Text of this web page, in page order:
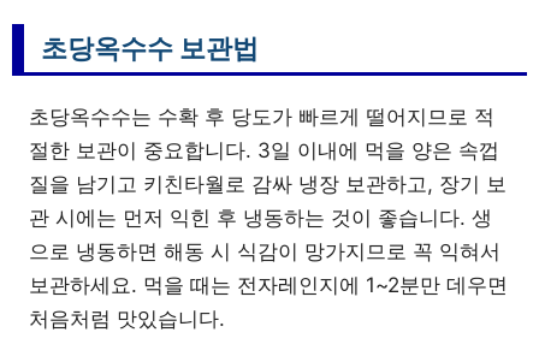
초당옥수수 보관법
초당옥수수는 수확 후 당도가 빠르게 떨어지므로 적
절한 보관이 중요합니다. 3일 이내에 먹을 양은 속껍
질을 남기고 키친타월로 감싸 냉장 보관하고, 장기 보
관 시에는 먼저 익힌 후 냉동하는 것이 좋습니다. 생
으로 냉동하면 해동 시 식감이 망가지므로 꼭 익혀서
보관하세요. 먹을 때는 전자레인지에 1~2분만 데우면
처음처럼 맛있습니다.